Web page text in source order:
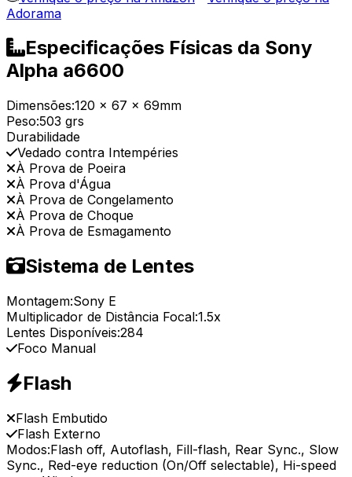
Adorama
Especificações Físicas da Sony
Alpha a6600
Dimensões:120 x 67 x 69mm
Peso:503 grs
Durabilidade
Vedado contra Intempéries
À Prova de Poeira
À Prova d'Água
À Prova de Congelamento
À Prova de Choque
À Prova de Esmagamento
Sistema de Lentes
Montagem:Sony E
Multiplicador de Distância Focal:1.5x
Lentes Disponíveis:284
Foco Manual
Flash
Flash Embutido
Flash Externo
Modos:Flash off, Autoflash, Fill-flash, Rear Sync., Slow
Sync., Red-eye reduction (On/Off selectable), Hi-speed